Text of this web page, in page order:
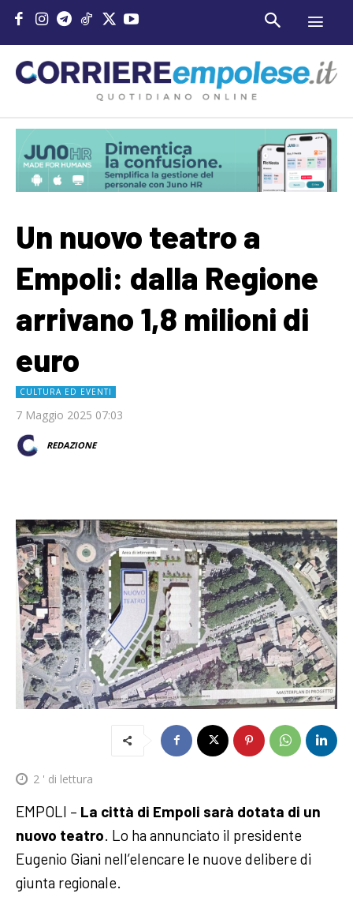
Un nuovo teatro a
Empoli: dalla Regione
arrivano 1,8 milioni di
euro
CULTURA ED EVENTI
7 Maggio 2025 07:03
REDAZIONE
2 ' di lettura
EMPOLI – La città di Empoli sarà dotata di un
nuovo teatro. Lo ha annunciato il presidente
Eugenio Giani nell’elencare le nuove delibere di
giunta regionale.